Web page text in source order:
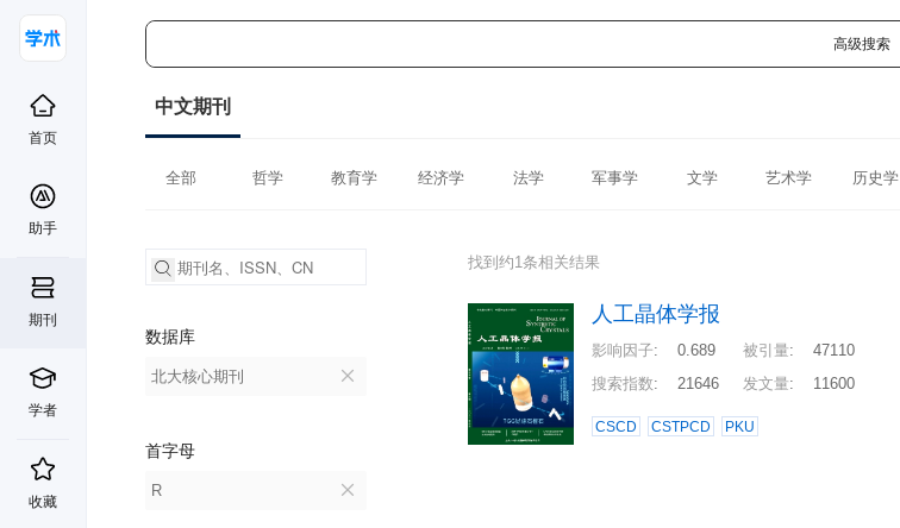
高级搜索
首页
助手
期刊
学者
收藏
中文期刊
全部 哲学 教育学 经济学 法学 军事学 文学 艺术学 历史学
数据库
北大核心期刊
首字母
R
找到约1条相关结果
人工晶体学报
影响因子: 0.689 被引量:
47110
搜索指数: 21646 发文量: 11600
CSCD CSTPCD PKU